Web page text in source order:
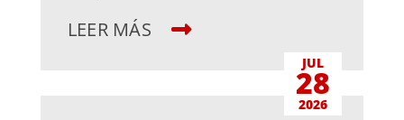
LEER MÁS
JUL
28
2026